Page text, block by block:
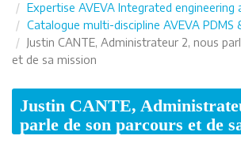
Expertise AVEVA Integrated engineering
Catalogue multi-discipline AVEVA PDMS
Justin CANTE, Administrateur 2, nous
et de sa mission
Justin CANTE,
parle de son parcours et de